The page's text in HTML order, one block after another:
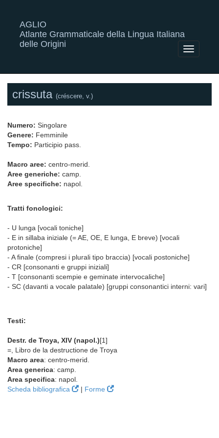
AGLIO
Atlante Grammaticale della Lingua Italiana
delle Origini
Toggle
crissuta (créscere, v.)
Numero: Singolare
Genere: Femminile
Tempo: Participio pass.
Macro aree: centro-merid.
Aree generiche: camp.
Aree specifiche: napol.
Tratti fonologici:
- U lunga [vocali toniche]
- E in sillaba iniziale (= AE, OE, E lunga, E breve) [vocali
protoniche]
- A finale (compresi i plurali tipo braccia) [vocali postoniche]
- CR [consonanti e gruppi iniziali]
- T [consonanti scempie e geminate intervocaliche]
- SC (davanti a vocale palatale) [gruppi consonantici interni: vari]
Testi:
Destr. de Troya, XIV (napol.)[1]
=, Libro de la destructione de Troya
Macro area: centro-merid.
Area generica: camp.
Area specifica: napol.
Scheda bibliografica
| Forme